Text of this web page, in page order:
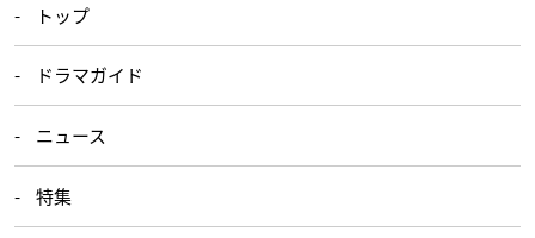
トップ
ドラマガイド
ニュース
特集